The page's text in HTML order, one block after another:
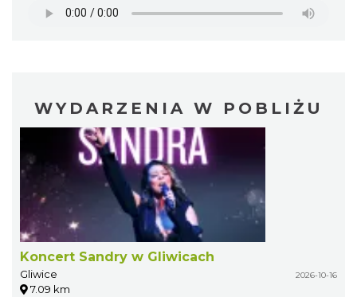
WYDARZENIA W POBLIŻU
Koncert Sandry w Gliwicach
Gliwice 2026-10-16
7.09 km